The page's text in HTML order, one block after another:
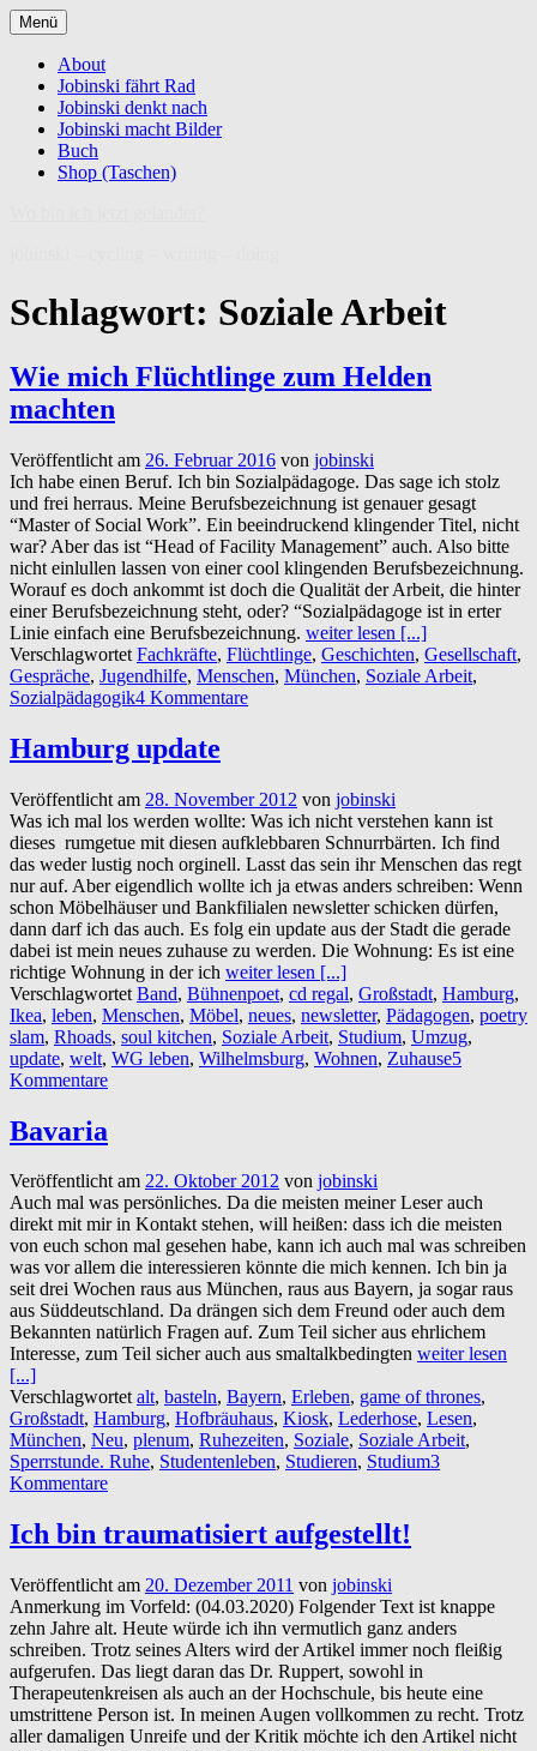
Zum
Inhalt
springen
Menü
About
Jobinski fährt Rad
Jobinski denkt nach
Jobinski macht Bilder
Buch
Shop (Taschen)
Schlagwort: Soziale Arbeit
Wie mich Flüchtlinge zum Helden
machten
Veröffentlicht am 26. Februar 2016 von jobinski
Ich habe einen Beruf. Ich bin Sozialpädagoge. Das sage ich stolz
und frei herraus. Meine Berufsbezeichnung ist genauer gesagt
“Master of Social Work”. Ein beeindruckend klingender Titel, nicht
war? Aber das ist “Head of Facility Management” auch. Also bitte
nicht einlullen lassen von einer cool klingenden Berufsbezeichnung.
Worauf es doch ankommt ist doch die Qualität der Arbeit, die hinter
einer Berufsbezeichnung steht, oder? “Sozialpädagoge ist in erter
Linie einfach eine Berufsbezeichnung. weiter lesen [...]
Verschlagwortet Fachkräfte, Flüchtlinge, Geschichten, Gesellschaft,
Gespräche, Jugendhilfe, Menschen, München, Soziale Arbeit,
Sozialpädagogik4 Kommentare
Hamburg update
Veröffentlicht am 28. November 2012 von jobinski
Was ich mal los werden wollte: Was ich nicht verstehen kann ist
dieses rumgetue mit diesen aufklebbaren Schnurrbärten. Ich find
das weder lustig noch orginell. Lasst das sein ihr Menschen das regt
nur auf. Aber eigendlich wollte ich ja etwas anders schreiben: Wenn
schon Möbelhäuser und Bankfilialen newsletter schicken dürfen,
dann darf ich das auch. Es folg ein update aus der Stadt die gerade
dabei ist mein neues zuhause zu werden. Die Wohnung: Es ist eine
richtige Wohnung in der ich weiter lesen [...]
Verschlagwortet Band, Bühnenpoet, cd regal, Großstadt, Hamburg,
Ikea, leben, Menschen, Möbel, neues, newsletter, Pädagogen, poetry
slam, Rhoads, soul kitchen, Soziale Arbeit, Studium, Umzug,
update, welt, WG leben, Wilhelmsburg, Wohnen, Zuhause5
Kommentare
Bavaria
Veröffentlicht am 22. Oktober 2012 von jobinski
Auch mal was persönliches. Da die meisten meiner Leser auch
direkt mit mir in Kontakt stehen, will heißen: dass ich die meisten
von euch schon mal gesehen habe, kann ich auch mal was schreiben
was vor allem die interessieren könnte die mich kennen. Ich bin ja
seit drei Wochen raus aus München, raus aus Bayern, ja sogar raus
aus Süddeutschland. Da drängen sich dem Freund oder auch dem
Bekannten natürlich Fragen auf. Zum Teil sicher aus ehrlichem
Interesse, zum Teil sicher auch aus smaltalkbedingten weiter lesen
[...]
Verschlagwortetalt, basteln, Bayern, Erleben, game of thrones,
Großstadt, Hamburg, Hofbräuhaus, Kiosk, Lederhose, Lesen,
München, Neu, plenum, Ruhezeiten, Soziale, Soziale Arbeit,
Sperrstunde. Ruhe, Studentenleben, Studieren, Studium3
Kommentare
Ich bin traumatisiert aufgestellt!
Veröffentlicht am 20. Dezember 2011 von jobinski
Anmerkung im Vorfeld: (04.03.2020) Folgender Text ist knappe
zehn Jahre alt. Heute würde ich ihn vermutlich ganz anders
schreiben. Trotz seines Alters wird der Artikel immer noch fleißig
aufgerufen. Das liegt daran das Dr. Ruppert, sowohl in
Therapeutenkreisen als auch an der Hochschule, bis heute eine
umstrittene Person ist. In meinen Augen vollkommen zu recht. Trotz
aller damaligen Unreife und der Kritik möchte ich den Artikel nicht